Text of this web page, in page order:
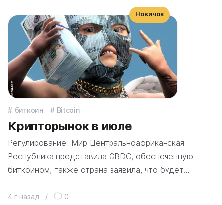
биткоин Bitcoin
Крипторынок в июле
Регулирование Мир Центральноафриканская
Республика представила CBDC, обеспеченную
биткоином, также страна заявила, что будет…
4 г назад / 0
Новичок